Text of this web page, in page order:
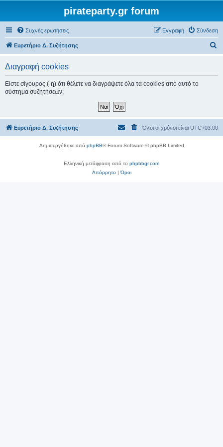
pirateparty.gr forum
Συχνές ερωτήσεις Σύνδεση
Εγγραφή
Ευρετήριο Δ. Συζήτησης
σ
Διαγραφή cookies
Είστε σίγουρος (-η) ότι θέλετε να διαγράψετε όλα τα cookies από αυτό το
σύστημα συζητήσεων;
Ευρετήριο Δ. Συζήτησης Όλοι οι χρόνοι είναι UTC+03:00
Δημιουργήθηκε από phpBB® Forum Software © phpBB Limited
Ελληνική μετάφραση από το phpbbgr.com
Απόρρητο|Όροι